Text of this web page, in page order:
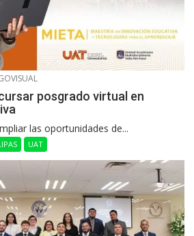
posgrado virtual en
las oportunidades de...
UAT